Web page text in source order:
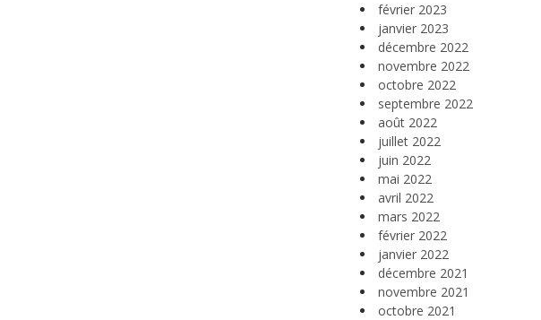
février 2023
janvier 2023
décembre 2022
novembre 2022
octobre 2022
septembre 2022
août 2022
juillet 2022
juin 2022
mai 2022
avril 2022
mars 2022
février 2022
janvier 2022
décembre 2021
novembre 2021
octobre 2021